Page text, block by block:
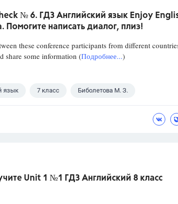
№ 6. ГДЗ Английский язык Enjoy
Помогите написать диалог, плиз!
these conference participants from different
share some information (Подробнее...)
язык 7 класс Биболетова М. З.
Unit 1 №1 ГДЗ Английский 8 класс